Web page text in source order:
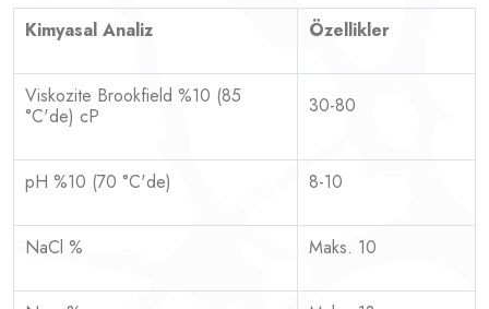
Kimyasal Analiz Özellikler
Viskozite Brookfield %10 (85
°C'de) cP
30-80
pH %10 (70 °C'de) 8-10
NaCl % Maks. 10